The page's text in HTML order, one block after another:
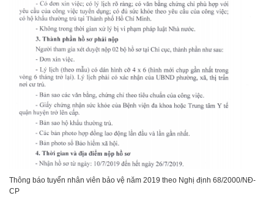
Thông báo tuyển nhân viên bảo vệ năm 2019 theo Nghị định 68/2000/NĐ-
CP